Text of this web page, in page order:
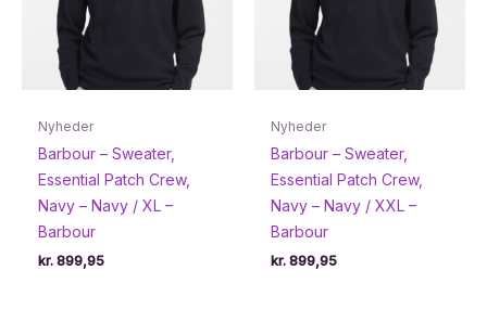
Nyheder
Barbour – Sweater,
Essential Patch Crew,
Navy – Navy / XL –
Barbour
kr. 899,95
Nyheder
Barbour – Sweater,
Essential Patch Crew,
Navy – Navy / XXL –
Barbour
kr. 899,95